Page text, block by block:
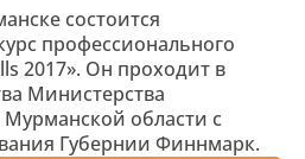
состоится
профессионального
2017». Он проходит в
Министерства
области с
Губернии Финнмарк.